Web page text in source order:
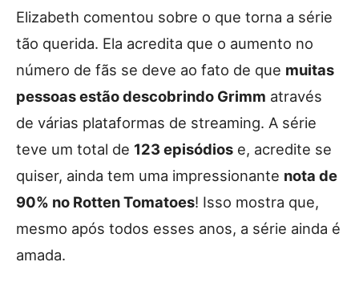
Elizabeth comentou sobre o que torna a série
tão querida. Ela acredita que o aumento no
número de fãs se deve ao fato de que muitas
pessoas estão descobrindo Grimm através
de várias plataformas de streaming. A série
teve um total de 123 episódios e, acredite se
quiser, ainda tem uma impressionante nota de
90% no Rotten Tomatoes! Isso mostra que,
mesmo após todos esses anos, a série ainda é
amada.